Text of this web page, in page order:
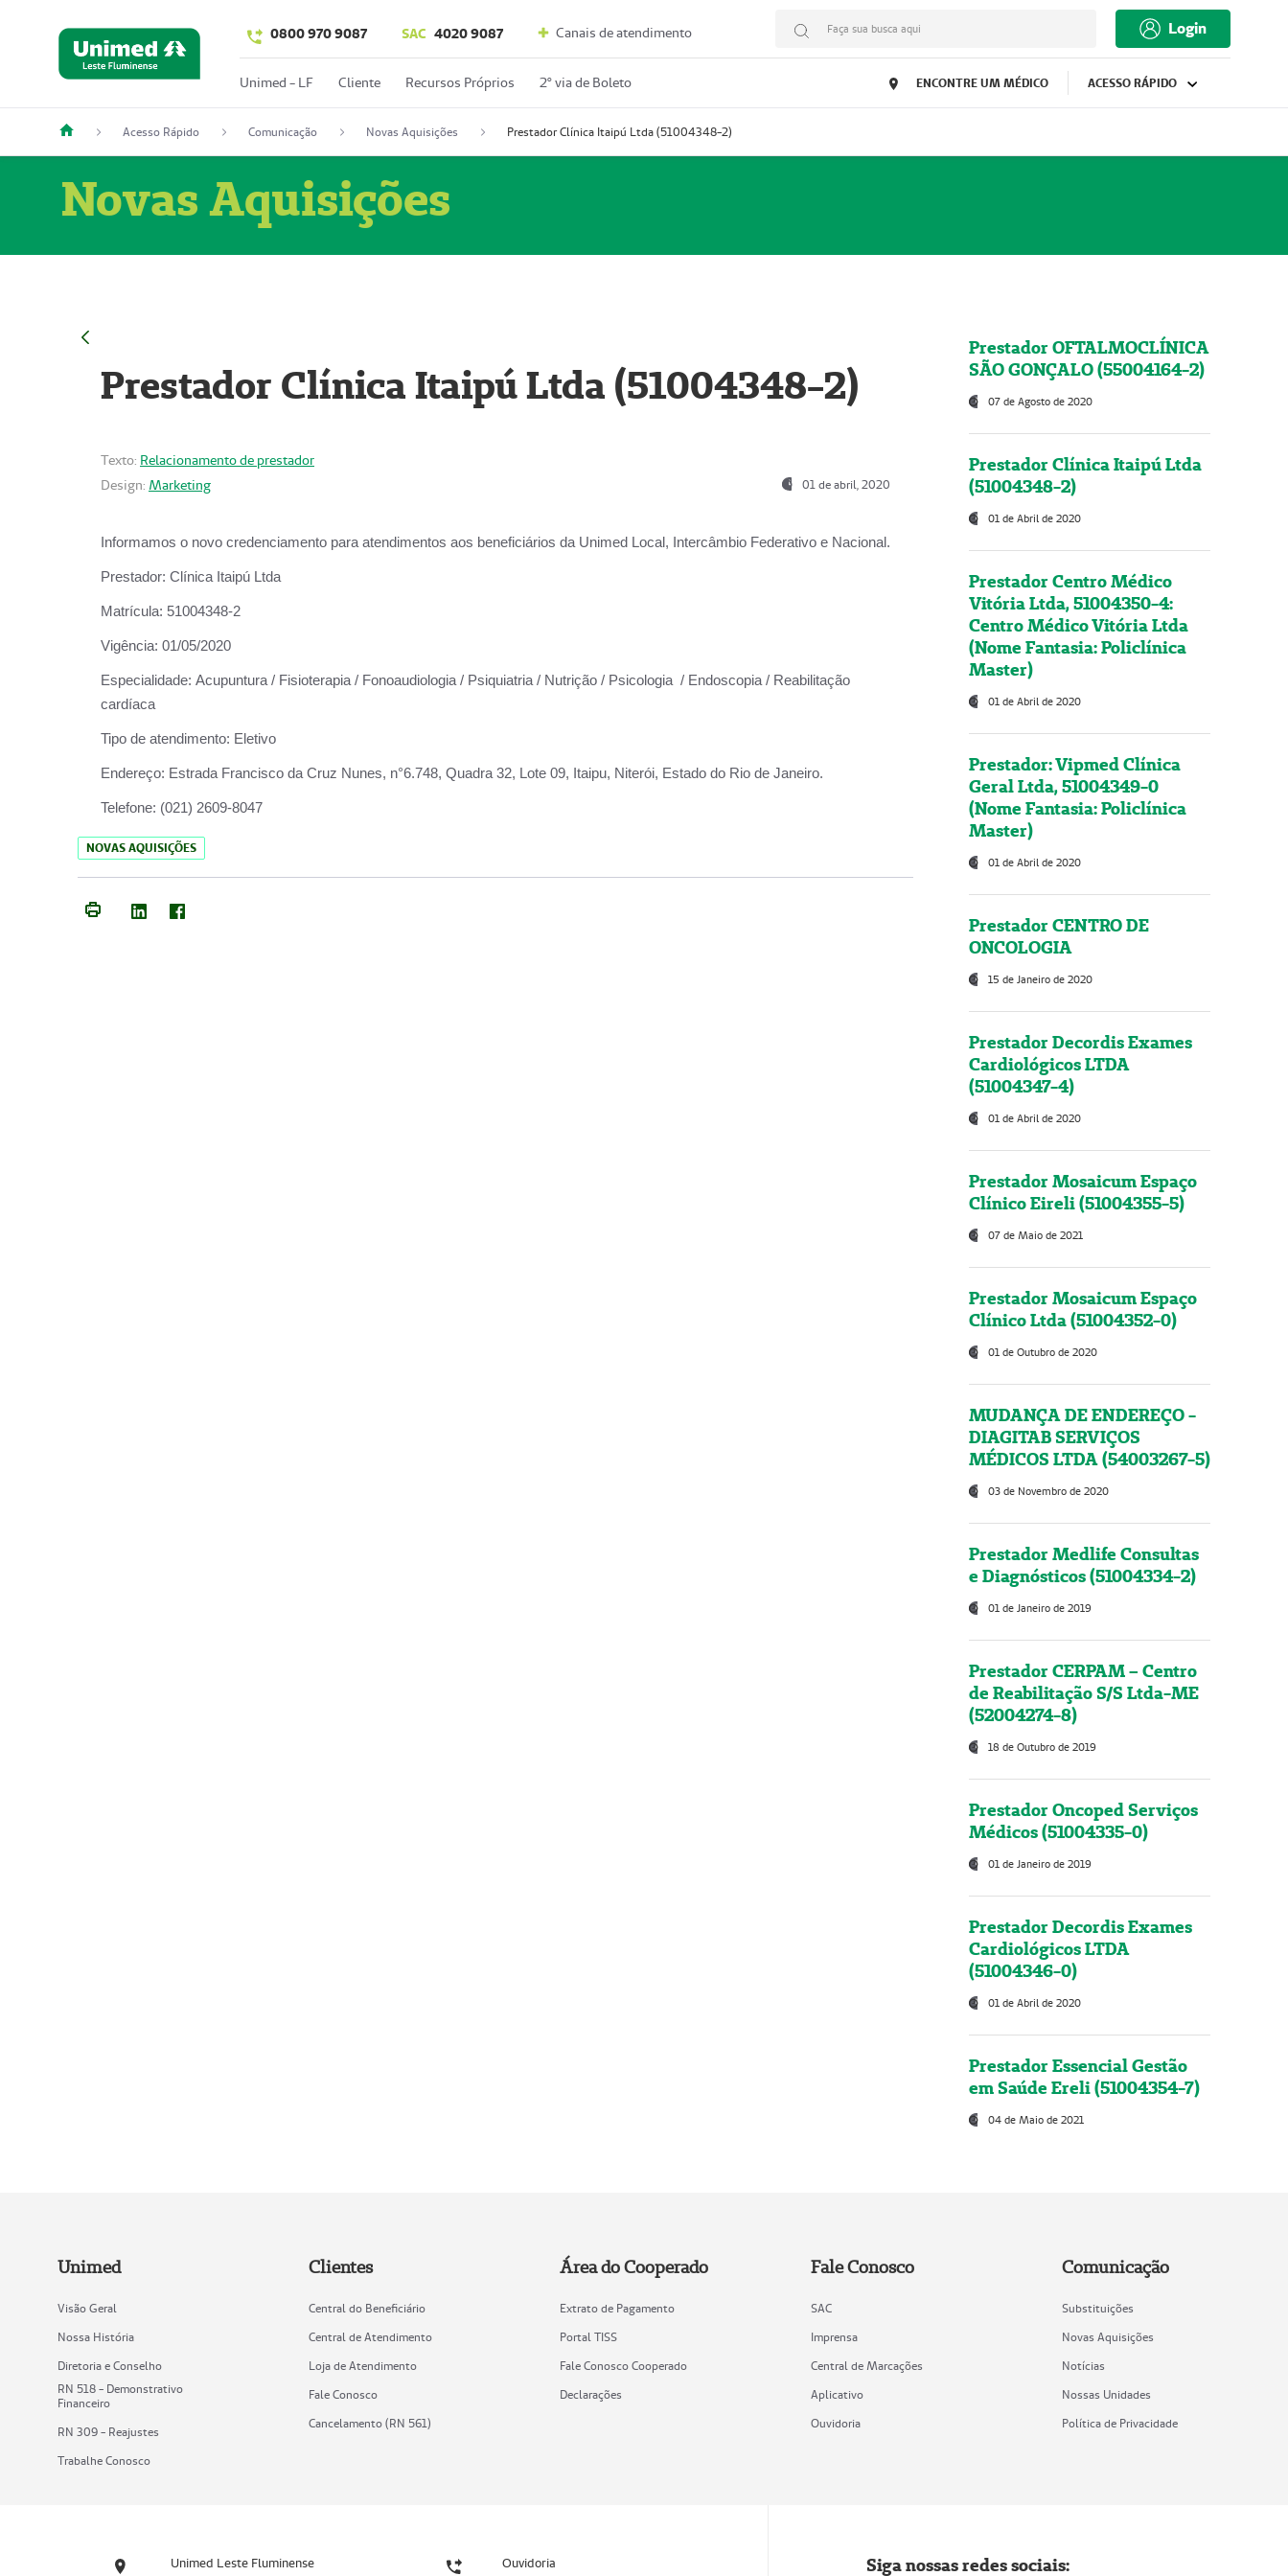
0800 970 9087 SAC 4020 9087 Canais de atendimento Faça sua busca aqui Login
Unimed - LF Cliente Recursos Próprios 2º via de Boleto ENCONTRE UM MÉDICO ACESSO RÁPIDO
Acesso Rápido Comunicação Novas Aquisições Prestador Clínica Itaipú Ltda (51004348-2)
Novas Aquisições
Prestador Clínica Itaipú Ltda (51004348-2)
Texto: Relacionamento de prestador
Design: Marketing 01 de abril, 2020
Informamos o novo credenciamento para atendimentos aos beneficiários da Unimed Local, Intercâmbio Federativo e Nacional.
Prestador: Clínica Itaipú Ltda
Matrícula: 51004348-2
Vigência: 01/05/2020
Especialidade: Acupuntura / Fisioterapia / Fonoaudiologia / Psiquiatria / Nutrição / Psicologia / Endoscopia / Reabilitação
cardíaca
Tipo de atendimento: Eletivo
Endereço: Estrada Francisco da Cruz Nunes, n°6.748, Quadra 32, Lote 09, Itaipu, Niterói, Estado do Rio de Janeiro.
Telefone: (021) 2609-8047
NOVAS AQUISIÇÕES
Prestador OFTALMOCLÍNICA
SÃO GONÇALO (55004164-2)
07 de Agosto de 2020
Prestador Clínica Itaipú Ltda
(51004348-2)
01 de Abril de 2020
Prestador Centro Médico
Vitória Ltda, 51004350-4:
Centro Médico Vitória Ltda
(Nome Fantasia: Policlínica
Master)
01 de Abril de 2020
Prestador: Vipmed Clínica
Geral Ltda, 51004349-0
(Nome Fantasia: Policlínica
Master)
01 de Abril de 2020
Prestador CENTRO DE
ONCOLOGIA
15 de Janeiro de 2020
Prestador Decordis Exames
Cardiológicos LTDA
(51004347-4)
01 de Abril de 2020
Prestador Mosaicum Espaço
Clínico Eireli (51004355-5)
07 de Maio de 2021
Prestador Mosaicum Espaço
Clínico Ltda (51004352-0)
01 de Outubro de 2020
MUDANÇA DE ENDEREÇO -
DIAGITAB SERVIÇOS
MÉDICOS LTDA (54003267-5)
03 de Novembro de 2020
Prestador Medlife Consultas
e Diagnósticos (51004334-2)
01 de Janeiro de 2019
Prestador CERPAM – Centro
de Reabilitação S/S Ltda-ME
(52004274-8)
18 de Outubro de 2019
Prestador Oncoped Serviços
Médicos (51004335-0)
01 de Janeiro de 2019
Prestador Decordis Exames
Cardiológicos LTDA
(51004346-0)
01 de Abril de 2020
Prestador Essencial Gestão
em Saúde Ereli (51004354-7)
04 de Maio de 2021
Unimed
Visão Geral
Nossa História
Diretoria e Conselho
RN 518 - Demonstrativo
Financeiro
RN 309 - Reajustes
Trabalhe Conosco
Clientes
Central do Beneficiário
Central de Atendimento
Loja de Atendimento
Fale Conosco
Cancelamento (RN 561)
Área do Cooperado
Extrato de Pagamento
Portal TISS
Fale Conosco Cooperado
Declarações
Fale Conosco
SAC
Imprensa
Central de Marcações
Aplicativo
Ouvidoria
Comunicação
Substituições
Novas Aquisições
Notícias
Nossas Unidades
Política de Privacidade
Unimed Leste Fluminense Ouvidoria Siga nossas redes sociais: